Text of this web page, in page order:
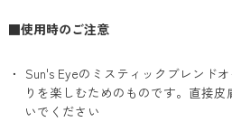
■使用時のご注意
Sun's Eyeのミスティックブレンド
りを楽しむためのものです。直接
いでください